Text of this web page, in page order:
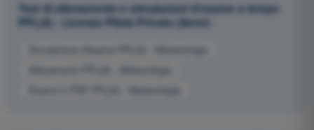
Test di allenamento e simulazioni d'esame a tempo
PPL(A) - Licenza Pilota Privato (Aerei)
Simulazione d'esame PPL(A) - Meteorologia
Allenamento PPL(A) - Meteorologia
Esame in PDF PPL(A) - Meteorologia